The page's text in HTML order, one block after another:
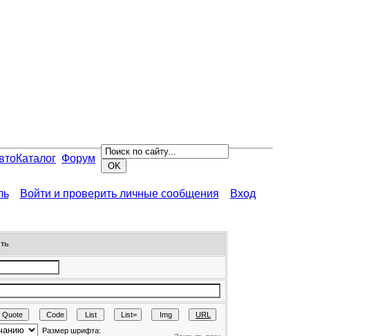
Форум
Войти и проверить личные сообщения Вход
Размер шрифта: